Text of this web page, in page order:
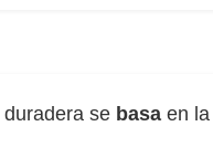
se basa en